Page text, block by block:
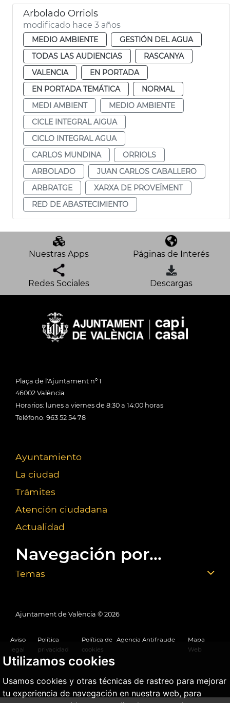
Utilizamos cookies
Usamos cookies y otras técnicas de rastreo para mejorar
tu experiencia de navegación en nuestra web, para
Arbolado Orriols
modificado hace 3 años
MEDIO AMBIENTE
GESTIÓN DEL AGUA
TODAS LAS AUDIENCIAS
RASCANYA
VALENCIA
EN PORTADA
EN PORTADA TEMÁTICA
NORMAL
MEDI AMBIENT
MEDIO AMBIENTE
CICLE INTEGRAL AIGUA
CICLO INTEGRAL AGUA
CARLOS MUNDINA
ORRIOLS
ARBOLADO
JUAN CARLOS CABALLERO
ARBRATGE
XARXA DE PROVEÏMENT
RED DE ABASTECIMIENTO
Nuestras Apps Páginas de Interés
Redes Sociales Descargas
Plaça de l'Ajuntament nº 1
46002 València
Horarios: lunes a viernes de 8:30 a 14:00 horas
Teléfono: 963 52 54 78
Ayuntamiento
La ciudad
Trámites
Atención ciudadana
Actualidad
Navegación por...
Temas
Ajuntament de València © 2026
Aviso
legal
Política
privacidad
Política de
cookies
Agencia Antifraude
Mapa
Web